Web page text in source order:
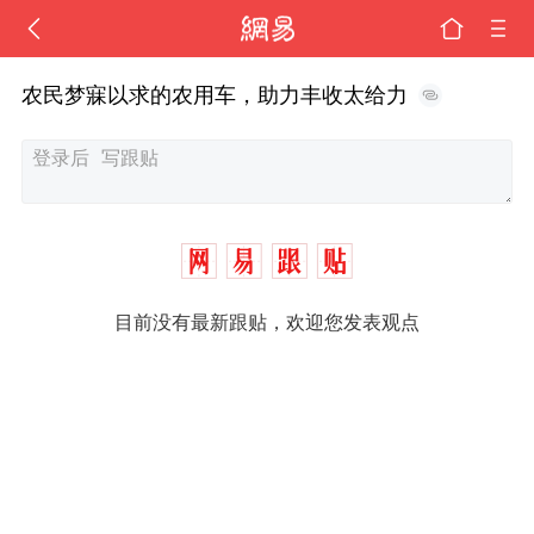
农民梦寐以求的农用车，助力丰收太给力
目前没有最新跟贴，欢迎您发表观点